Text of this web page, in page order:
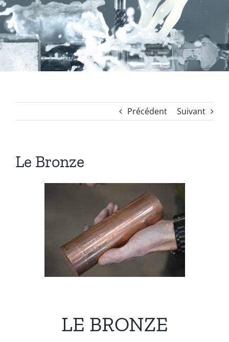
Bronze
Coussinets Autolubrifiants frittés
Boulonnerie spéciale
News
Devis
Précédent Suivant
Le Bronze
LE BRONZE